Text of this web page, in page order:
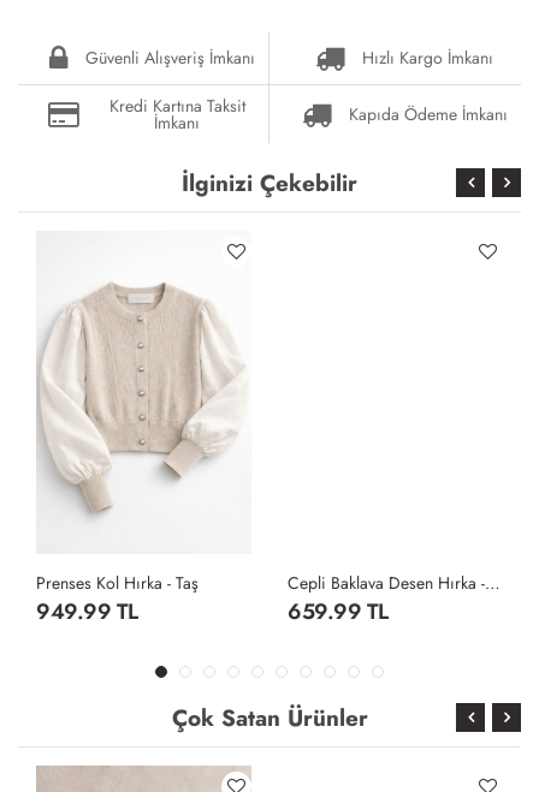
Güvenli Alışveriş İmkanı
Hızlı Kargo İmkanı
Kredi Kartına Taksit
İmkanı Kapıda Ödeme İmkanı
İlginizi Çekebilir
Prenses Kol Hırka - Taş
949.99 TL
Cepli Baklava Desen Hırka - Gri
659.99 TL
Çok Satan Ürünler